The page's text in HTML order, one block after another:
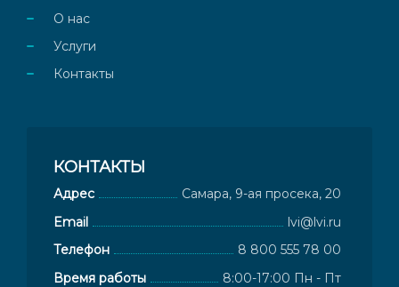
О нас
Услуги
Контакты
КОНТАКТЫ
Адрес
Самара, 9-ая просека, 20
Email
lvi@lvi.ru
Телефон
8 800 555 78 00
Время работы
8:00-17:00 Пн - Пт